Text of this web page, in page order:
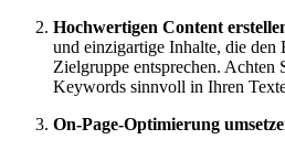
Hochwertigen Content
und einzigartige Inhalte, die den
Zielgruppe entsprechen. Achten
Keywords sinnvoll in Ihren
On-Page-Optimierung